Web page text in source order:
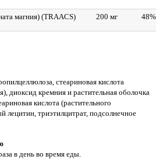
магния) (TRAACS) 200 мг 48%
стеариновая кислота
диоксид кремния и растительная оболочка
кислота (растительного
лецитин, триэтилцитрат, подсолнечное
в день во время еды.